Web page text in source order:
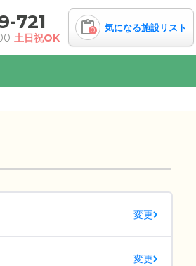
721
土日祝OK
0 気になる施設リスト
変更
変更